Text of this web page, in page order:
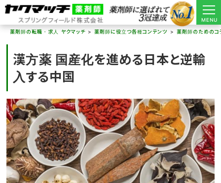
MENU
薬剤師の転職・求人 ヤクマッチ
薬剤師に役立つ各種コンテンツ 薬剤師のためのコ
漢方薬 国産化を進める日本と逆輸
入する中国